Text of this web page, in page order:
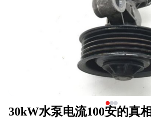
30kW水泵电流100安的真相